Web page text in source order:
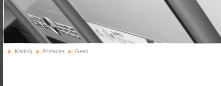
» Kleding » Protectie » Geen